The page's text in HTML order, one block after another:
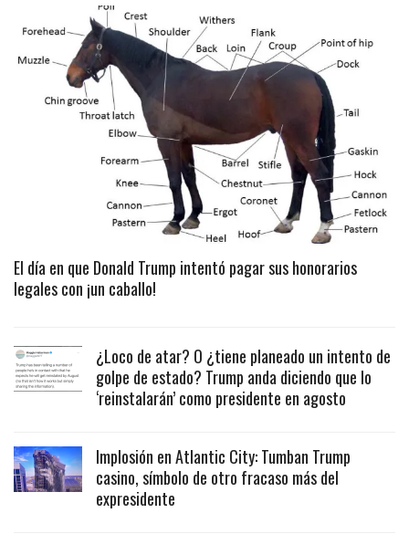
El día en que Donald Trump intentó pagar sus honorarios
legales con ¡un caballo!
¿Loco de atar? O ¿tiene planeado un intento de
golpe de estado? Trump anda diciendo que lo
‘reinstalarán’ como presidente en agosto
Implosión en Atlantic City: Tumban Trump
casino, símbolo de otro fracaso más del
expresidente